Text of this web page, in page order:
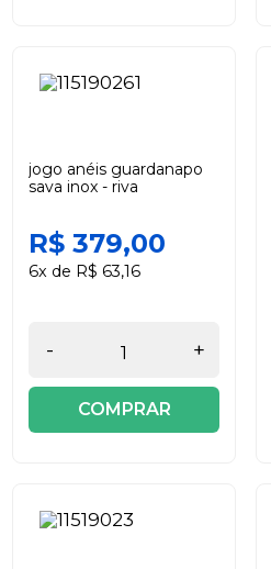
jogo anéis guardanapo
sava inox - riva
R$ 379,00
6x de R$ 63,16
- +
COMPRAR